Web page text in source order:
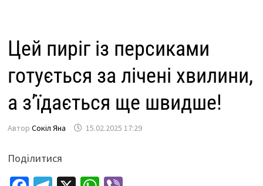
Цей пиріг із персиками
готується за лічені хвилини,
а з’їдається ще швидше!
Автор Сокіл Яна 15.02.2025 17:29
Поділитися